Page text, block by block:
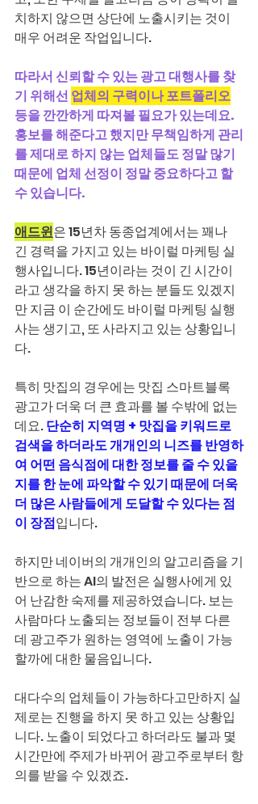
치하지 않으면 상단에 노출시키는 것이
매우 어려운 작업입니다.
따라서 신뢰할 수 있는 광고 대행사를 찾
기 위해선 업체의 구력이나 포트폴리오
등을 깐깐하게 따져볼 필요가 있는데요.
홍보를 해준다고 했지만 무책임하게 관리
를 제대로 하지 않는 업체들도 정말 많기
때문에 업체 선정이 정말 중요하다고 할
수 있습니다.
애드윈은 15년차 동종업계에서는 꽤나
긴 경력을 가지고 있는 바이럴 마케팅 실
행사입니다. 15년이라는 것이 긴 시간이
라고 생각을 하지 못 하는 분들도 있겠지
만 지금 이 순간에도 바이럴 마케팅 실행
사는 생기고, 또 사라지고 있는 상황입니
다.
특히 맛집의 경우에는 맛집 스마트블록
광고가 더욱 더 큰 효과를 볼 수밖에 없는
데요. 단순히 지역명 + 맛집을 키워드로
검색을 하더라도 개개인의 니즈를 반영하
여 어떤 음식점에 대한 정보를 줄 수 있을
지를 한 눈에 파악할 수 있기 때문에 더욱
더 많은 사람들에게 도달할 수 있다는 점
이 장점입니다.
하지만 네이버의 개개인의 알고리즘을 기
반으로 하는 AI의 발전은 실행사에게 있
어 난감한 숙제를 제공하였습니다. 보는
사람마다 노출되는 정보들이 전부 다른
데 광고주가 원하는 영역에 노출이 가능
할까에 대한 물음입니다.
대다수의 업체들이 가능하다고만하지 실
제로는 진행을 하지 못 하고 있는 상황입
니다. 노출이 되었다고 하더라도 불과 몇
시간만에 주제가 바뀌어 광고주로부터 항
의를 받을 수 있겠죠.